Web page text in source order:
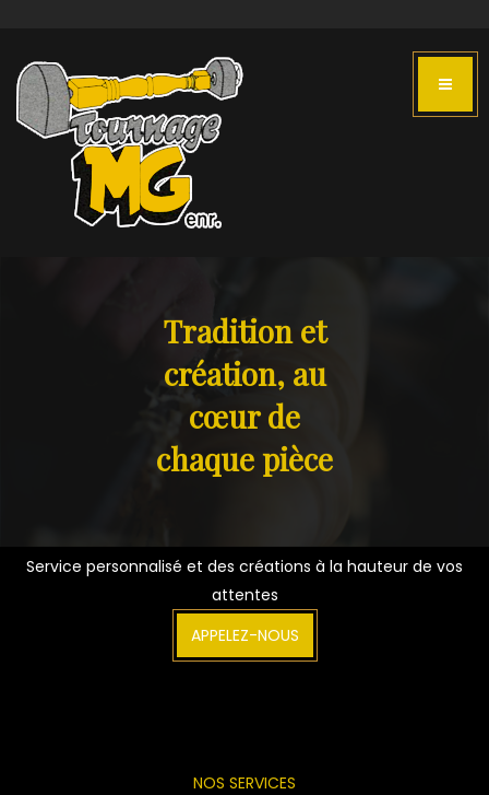
Tradition et
création, au
cœur de
chaque pièce
Service personnalisé et des créations à la hauteur de vos
attentes
APPELEZ-NOUS
NOS SERVICES